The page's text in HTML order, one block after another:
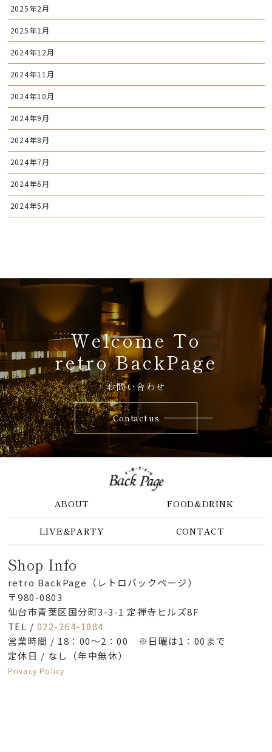
2025年2月
2025年1月
2024年12月
2024年11月
2024年10月
2024年9月
2024年8月
2024年7月
2024年6月
2024年5月
Welcome To
retro BackPage
お問い合わせ
Contact us
ABOUT FOOD&DRINK
LIVE&PARTY CONTACT
Shop Info
retro BackPage（レトロバックページ）
〒980-0803
仙台市青葉区国分町3-3-1 定禅寺ヒルズ8F
TEL / 022-264-1084
営業時間 / 18：00～2：00 ※日曜は1：00まで
定休日 / なし（年中無休）
Privacy Policy